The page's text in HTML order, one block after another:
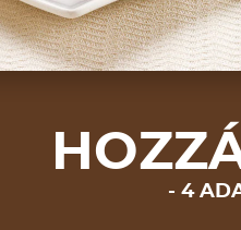
4